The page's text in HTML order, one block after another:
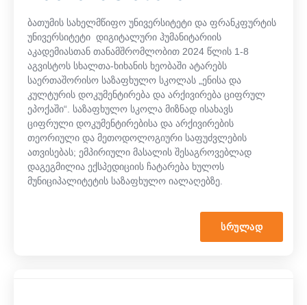
ბათუმის სახელმწიფო უნივერსიტეტი და ფრანკფურტის
უნივერსიტეტი დიგიტალური ჰუმანიტარიის
აკადემიასთან თანამშრომლობით 2024 წლის 1-8
აგვისტოს სხალთა-ხიხანის ხეობაში ატარებს
საერთაშორისო საზაფხულო სკოლას „ენისა და
კულტურის დოკუმენტირება და არქივირება ციფრულ
ეპოქაში“. საზაფხულო სკოლა მიზნად ისახავს
ციფრული დოკუმენტირებისა და არქივირების
თეორიული და მეთოდოლოგიური საფუძვლების
ათვისებას; ემპირიული მასალის შესაგროვებლად
დაგეგმილია ექსპედიციის ჩატარება ხულოს
მუნიციპალიტეტის საზაფხულო იალაღებზე.
ᲡᲠᲣᲚᲐᲓ